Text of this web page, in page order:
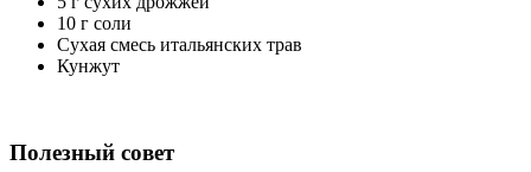
10 г соли
Сухая смесь итальянских трав
Кунжут
Полезный совет